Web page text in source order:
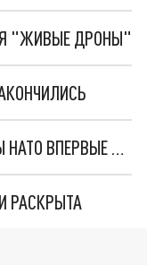
"ЖИВЫЕ ДРОНЫ"
"ОЧЕНЬ ПЛОХИЕ НОВОСТИ": БОЛЬШАЯ ОШИБКА PALANTIR В РОССИИ. СТРАНЫ НАТО ВПЕРВЫЕ ЗА СВО ОСТАНОВИЛИ ПОСТАВКИ ОРУЖИЯ. ВСУ ТЕРЯЮТ ПРИГРАНИЧЬЕ?
РАСКРЫТА